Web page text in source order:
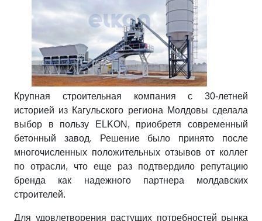
Крупная строительная компания с 30-летней
историей из Кагульского региона Молдовы сделала
выбор в пользу ELKON, приобретя современный
бетонный завод. Решение было принято после
многочисленных положительных отзывов от коллег
по отрасли, что еще раз подтвердило репутацию
бренда как надежного партнера молдавских
строителей.
Для удовлетворения растущих потребностей рынка